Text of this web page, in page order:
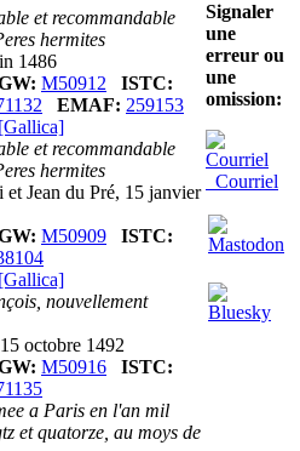
et recommandable
hermites
1486
M50912
ISTC:
EMAF: 259153
[Gallica]
et recommandable
hermites
Jean du Pré, 15 janvier
M50909
ISTC:
[Gallica]
nouvellement
octobre 1492
M50916
ISTC:
a Paris en l'an mil
et quatorze, au moys de
Signaler
une
erreur ou
une
omission:
Courriel